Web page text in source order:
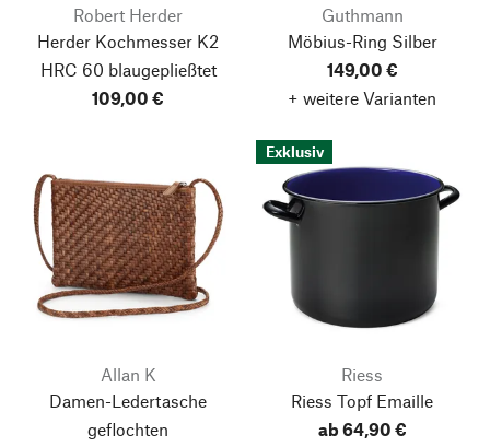
Robert Herder
Herder Kochmesser K2
HRC 60 blaugepließtet
109,00 €
Guthmann
Möbius-Ring Silber
149,00 €
+ weitere Varianten
Allan K
Damen-Ledertasche
geflochten
Exklusiv
Riess
Riess Topf Emaille
ab 64,90 €